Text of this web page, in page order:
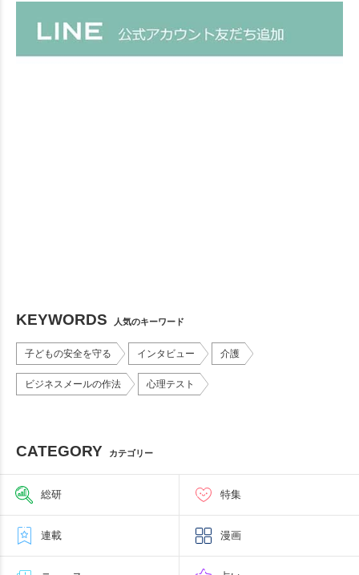
KEYWORDS 人気のキーワード
子どもの安全を守る インタビュー 介護
ビジネスメールの作法 心理テスト
CATEGORY カテゴリー
総研 特集
連載 漫画